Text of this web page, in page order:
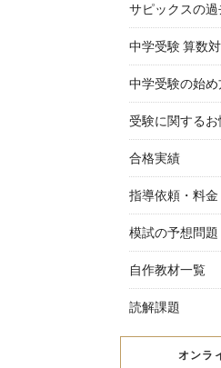
サピックスの過
中学受験 算数
中学受験の始め
受験に関する
合格実績
指導依頼・料金
模試の予想問題
自作教材一覧
読解課題
オンラ